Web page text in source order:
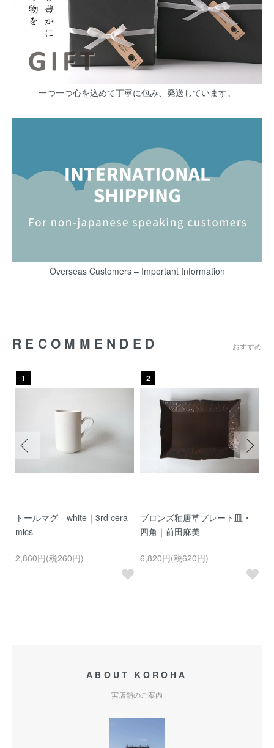
一つ一つ心を込めて丁寧に包み、発送しています。
Overseas Customers – Important Information
RECOMMENDED おすすめ
1
トールマグ white｜3rd cera
mics
2,860円(税260円)
2
ブロンズ釉唐草プレート皿・
四角｜前田麻美
6,820円(税620円)
ABOUT KOROHA
実店舗のご案内